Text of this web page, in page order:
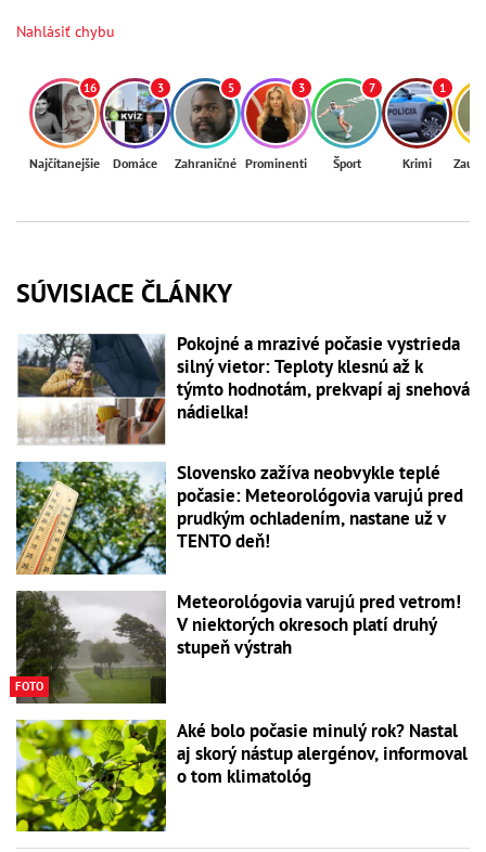
Nahlásiť chybu
16
Najčítanejšie
3
Domáce
5
Zahraničné
3
Prominenti
7
Šport
1
Krimi
SÚVISIACE ČLÁNKY
Pokojné a mrazivé počasie vystrieda
silný vietor: Teploty klesnú až k
týmto hodnotám, prekvapí aj snehová
nádielka!
Slovensko zažíva neobvykle teplé
počasie: Meteorológovia varujú pred
prudkým ochladením, nastane už v
TENTO deň!
FOTO
Meteorológovia varujú pred vetrom!
V niektorých okresoch platí druhý
stupeň výstrah
Aké bolo počasie minulý rok? Nastal
aj skorý nástup alergénov, informoval
o tom klimatológ